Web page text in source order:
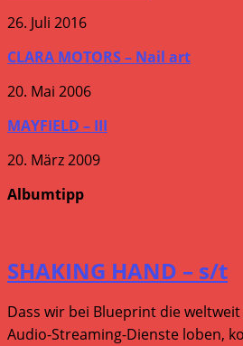
26. Juli 2016
CLARA MOTORS – Nail art
20. Mai 2006
MAYFIELD – III
20. März 2009
Albumtipp
SHAKING HAND – s/t
Dass wir bei Blueprint die
Audio-Streaming-Dienste loben,